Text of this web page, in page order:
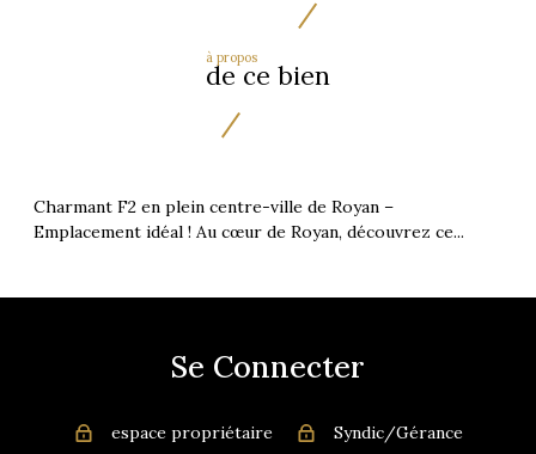
à propos
de ce bien
Charmant F2 en plein centre-ville de Royan –
Emplacement idéal ! Au cœur de Royan, découvrez ce...
Se Connecter
espace propriétaire Syndic/Gérance